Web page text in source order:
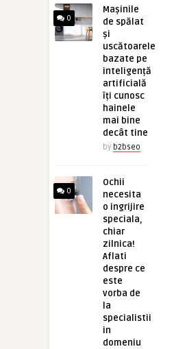
0
Mașinile
de spălat
și
uscătoarele
bazate pe
inteligență
artificială
îți cunosc
hainele
mai bine
decât tine
by b2bseo
0
Ochii
necesita
o ingrijire
speciala,
chiar
zilnica!
Aflati
despre ce
este
vorba de
la
specialistii
in
domeniu